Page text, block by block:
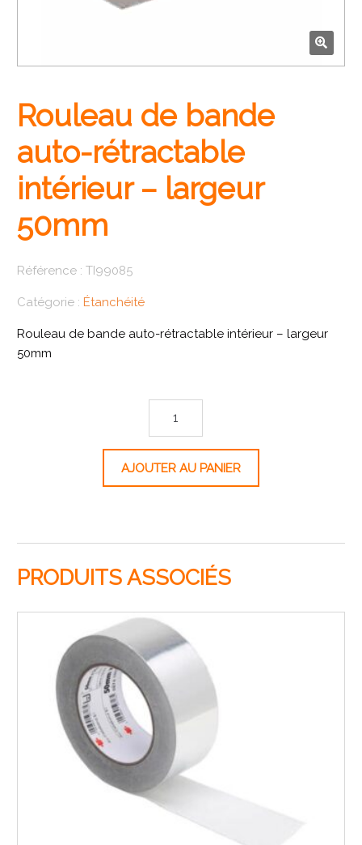
🔍
Rouleau de bande
auto-rétractable
intérieur – largeur
50mm
Référence :TI99085
Catégorie : Étanchéité
Rouleau de bande auto-rétractable intérieur – largeur
50mm
AJOUTER AU PANIER
PRODUITS ASSOCIÉS